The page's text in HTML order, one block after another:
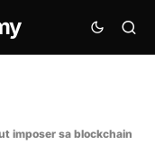
imposer sa blockchain